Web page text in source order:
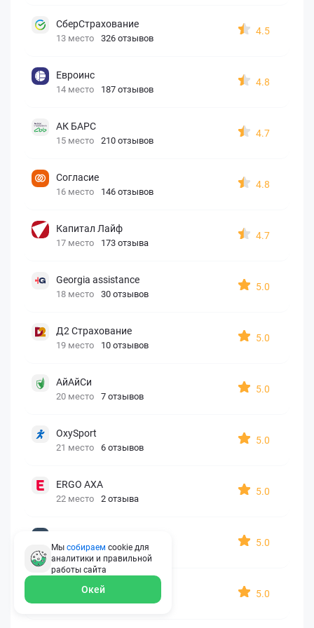
СберСтрахование
13 место 326 отзывов
4.5
Евроинс
14 место 187 отзывов
4.8
АК БАРС
15 место 210 отзывов
4.7
Согласие
16 место 146 отзывов
4.8
Капитал Лайф
17 место 173 отзыва
4.7
Georgia assistance
18 место 30 отзывов
5.0
Д2 Страхование
19 место 10 отзывов
5.0
АйАйСи
20 место 7 отзывов
5.0
OxySport
21 место 6 отзывов
5.0
ERGO AXA
22 место 2 отзыва
5.0
23 место 1 отзыв
5.0
УралСиб
5.0
Мы собираем cookie для
аналитики и правильной
работы сайта
Окей